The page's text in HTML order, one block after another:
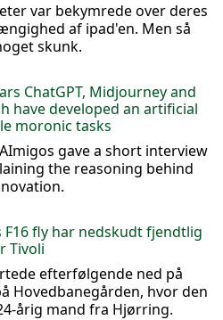
var bekymrede over deres
af ipad'en. Men så
skunk.
ChatGPT, Midjourney and
have developed an artificial
moronic tasks
gave a short interview
the reasoning behind
F16 fly har nedskudt fjendtlig
Tivoli
efterfølgende ned på
Hovedbanegården, hvor den
årig mand fra Hjørring.